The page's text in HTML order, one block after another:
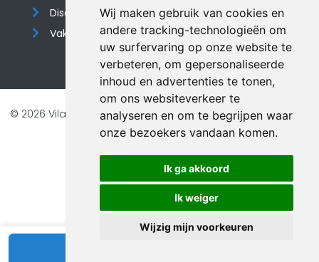
Wij maken gebruik van cookies en
andere tracking-technologieën om
uw surfervaring op onze website te
verbeteren, om gepersonaliseerde
inhoud en advertenties te tonen,
om ons websiteverkeer te
analyseren en om te begrijpen waar
onze bezoekers vandaan komen.
Ik ga akkoord
Ik weiger
Wijzig mijn voorkeuren
Disclaimer
Vakantiehuis website
© 2026 Vilando Vakantiehuizen |Website door FalcoTravel
Veilig online betalen met